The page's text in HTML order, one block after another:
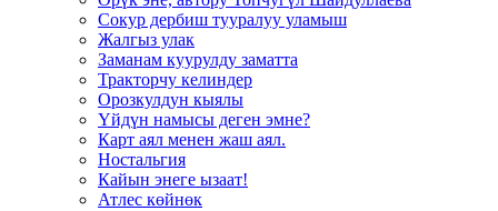
Сокур дербиш тууралуу уламыш
Жалгыз улак
Заманам куурулду заматта
Тракторчу келиндер
Орозкулдун кыялы
Үйдүн намысы деген эмне?
Карт аял менен жаш аял.
Ностальгия
Кайын энеге ызаат!
Атлес көйнөк